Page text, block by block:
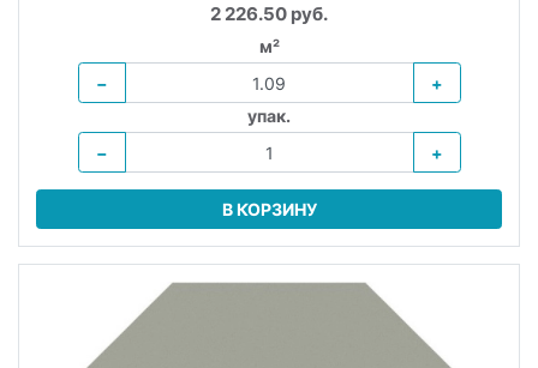
2 226.50 руб.
м²
−
+
упак.
−
+
В КОРЗИНУ